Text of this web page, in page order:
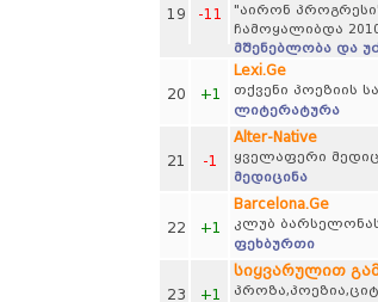
19 -11
"აირონ
ჩამოყალიბდა
მშენებლობა და
20 +1
Lexi.Ge
თქვენი პოეზიის
ლიტერატურა
21 -1
Alter-Native
ყველაფერი
მედიცინა
22 +1
Barcelona.Ge
კლუბ
ფეხბურთი
23 +1
სიყვარულით